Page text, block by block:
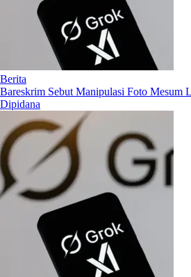
Berita
Bareskrim Sebut Manipulasi Foto Mesum
Dipidana